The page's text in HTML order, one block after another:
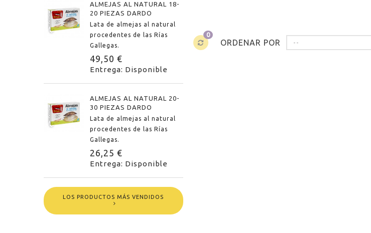
ALMEJAS AL NATURAL 18-
20 PIEZAS DARDO
Lata de almejas al natural
procedentes de las Rías
Gallegas.
49,50 €
Entrega: Disponible
ALMEJAS AL NATURAL 20-
30 PIEZAS DARDO
Lata de almejas al natural
procedentes de las Rías
Gallegas.
26,25 €
Entrega: Disponible
LOS PRODUCTOS MÁS VENDIDOS
0
ORDENAR POR --